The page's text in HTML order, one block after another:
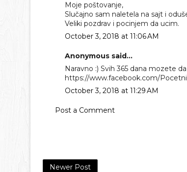
Moje poštovanje,
Slučajno sam naletela na sajt i
Veliki pozdrav i pocinjem da ucim.
October 3, 2018 at 11:06 AM
Anonymous said...
Naravno :) Svih 365 dana mozete
https://www.facebook.com/
October 3, 2018 at 11:29 AM
Post a Comment
Newer Post